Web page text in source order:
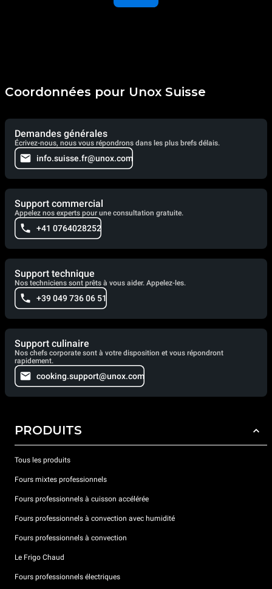
Coordonnées pour Unox Suisse
Demandes générales
Écrivez-nous, nous vous répondrons dans les plus brefs délais.
info.suisse.fr@unox.com
Support commercial
Appelez nos experts pour une consultation gratuite.
+41 0764028252
Support technique
Nos techniciens sont prêts à vous aider. Appelez-les.
+39 049 736 06 51
Support culinaire
Nos chefs corporate sont à votre disposition et vous répondront
rapidement.
cooking.support@unox.com
PRODUITS
Tous les produits
Fours mixtes professionnels
Fours professionnels à cuisson accélérée
Fours professionnels à convection avec humidité
Fours professionnels à convection
Le Frigo Chaud
Fours professionnels électriques